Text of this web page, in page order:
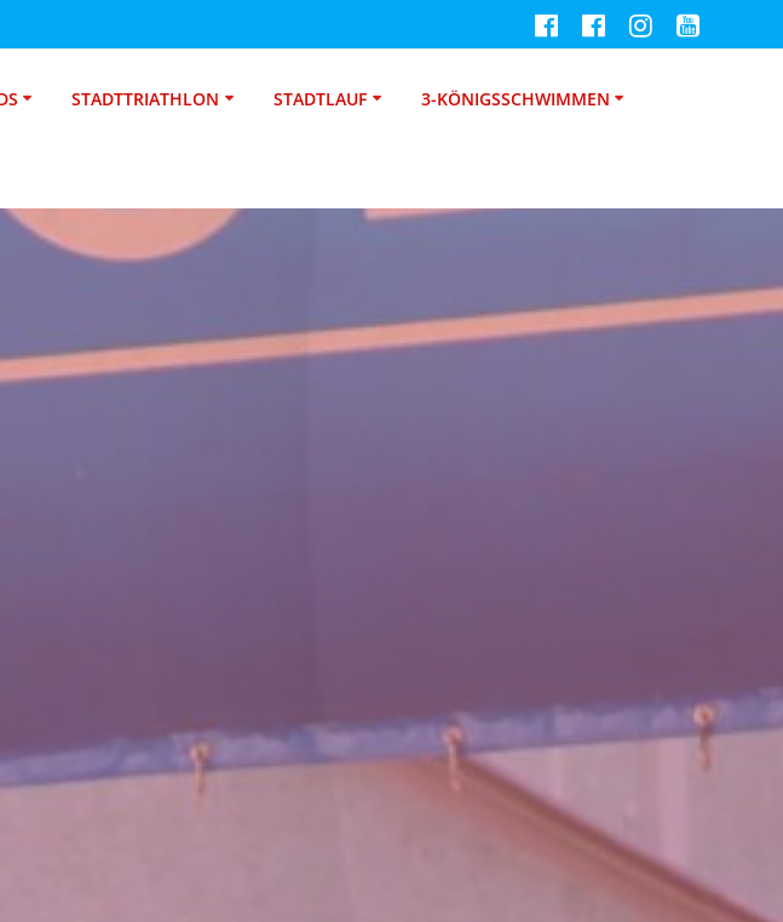
STADTTRIATHLON STADTLAUF 3-KÖNIGSSCHWIMMEN